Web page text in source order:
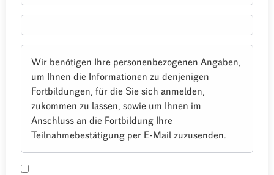
Wir benötigen Ihre personenbezogenen Angaben,
um Ihnen die Informationen zu denjenigen
Fortbildungen, für die Sie sich anmelden,
zukommen zu lassen, sowie um Ihnen im
Anschluss an die Fortbildung Ihre
Teilnahmebestätigung per E-Mail zuzusenden.